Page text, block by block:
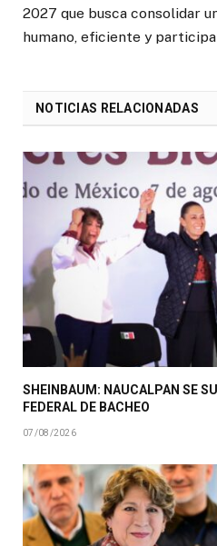
2027 que busca consolidar
humano, eficiente y
NOTICIAS RELACIONADAS
SHEINBAUM: NAUCALPAN SE
FEDERAL DE BACHEO
07/08/2026